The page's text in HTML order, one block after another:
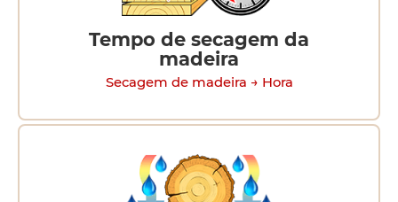
Tempo de secagem da
madeira
Secagem de madeira → Hora